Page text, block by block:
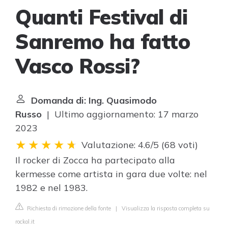
Quanti Festival di
Sanremo ha fatto
Vasco Rossi?
Domanda di: Ing. Quasimodo
Russo | Ultimo aggiornamento: 17 marzo
2023
Valutazione: 4.6/5 (68 voti)
Il rocker di Zocca ha partecipato alla
kermesse come artista in gara due volte: nel
1982 e nel 1983.
Richiesta di rimozione della fonte | Visualizza la risposta completa su
rockol.it